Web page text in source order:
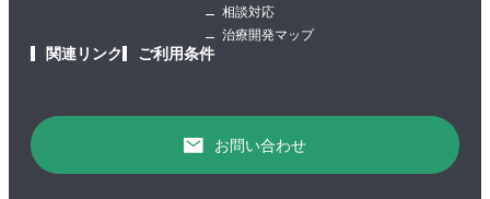
相談対応
治療開発マップ
関連リンク ご利用条件
お問い合わせ